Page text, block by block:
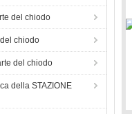
del chiodo
chiodo
del chiodo
della STAZIONE